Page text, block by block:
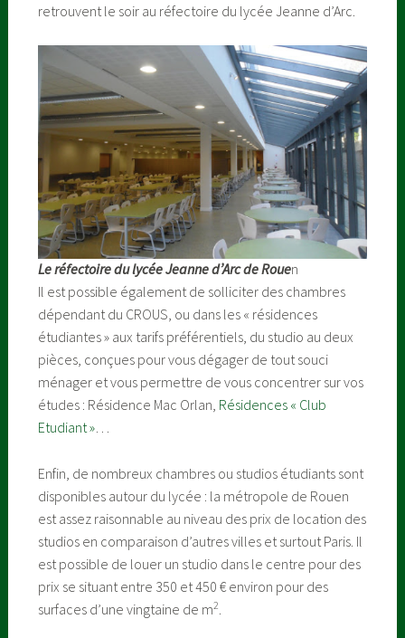
retrouvent le soir au réfectoire du lycée Jeanne d’Arc.
Le réfectoire du lycée Jeanne d’Arc de Rouen
Il est possible également de solliciter des chambres
dépendant du CROUS, ou dans les « résidences
étudiantes » aux tarifs préférentiels, du studio au deux
pièces, conçues pour vous dégager de tout souci
ménager et vous permettre de vous concentrer sur vos
études : Résidence Mac Orlan, Résidences « Club
Etudiant »…
Enfin, de nombreux chambres ou studios étudiants sont
disponibles autour du lycée : la métropole de Rouen
est assez raisonnable au niveau des prix de location des
studios en comparaison d’autres villes et surtout Paris. Il
est possible de louer un studio dans le centre pour des
prix se situant entre 350 et 450 € environ pour des
surfaces d’une vingtaine de m2